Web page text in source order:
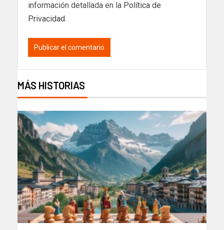
información detallada en la Política de
Privacidad.
MÁS HISTORIAS